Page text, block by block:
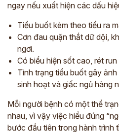
ngay nếu xuất hiện các dấu
Tiểu buốt kèm theo tiểu ra
Cơn đau quặn thắt dữ dội,
ngơi.
Có biểu hiện sốt cao, rét
Tình trạng tiểu buốt gây
sinh hoạt và giấc ngủ hàng
Mỗi người bệnh có một thể
nhau, vì vậy việc hiểu đúng
bước đầu tiên trong hành trình
ĐĂNG KÝ TƯ VẤN
THĂM KHÁM
CÙNG CHUYÊN GIA Y HỌC CỔ